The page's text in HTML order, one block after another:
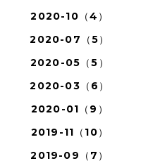
2020-10（4）
2020-07（5）
2020-05（5）
2020-03（6）
2020-01（9）
2019-11（10）
2019-09（7）